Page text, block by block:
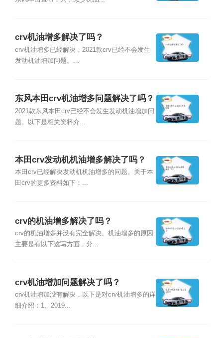
crv机油增多解决了吗？
crv机油增多已经解决，2021款crv已经不会发生
发动机油增加问题。...
东风本田crv机油增多问题解决了吗？
2021款东风本田crv已经不会发生发动机油增加问
题。以下是相关资料介...
本田crv发动机机油增多解决了吗？
本田crv已经解决发动机机油增多的问题。关于本
田crv的更多资料如下：...
crv的机油增多解决了吗？
crv的机油增多并没有完全解决。机油增多的原因
主要是有以下这写方面，分...
crv机油增加问题解决了吗？
crv机油增加没有解决，以下是对crv机油增多的详
细介绍：1、2019...